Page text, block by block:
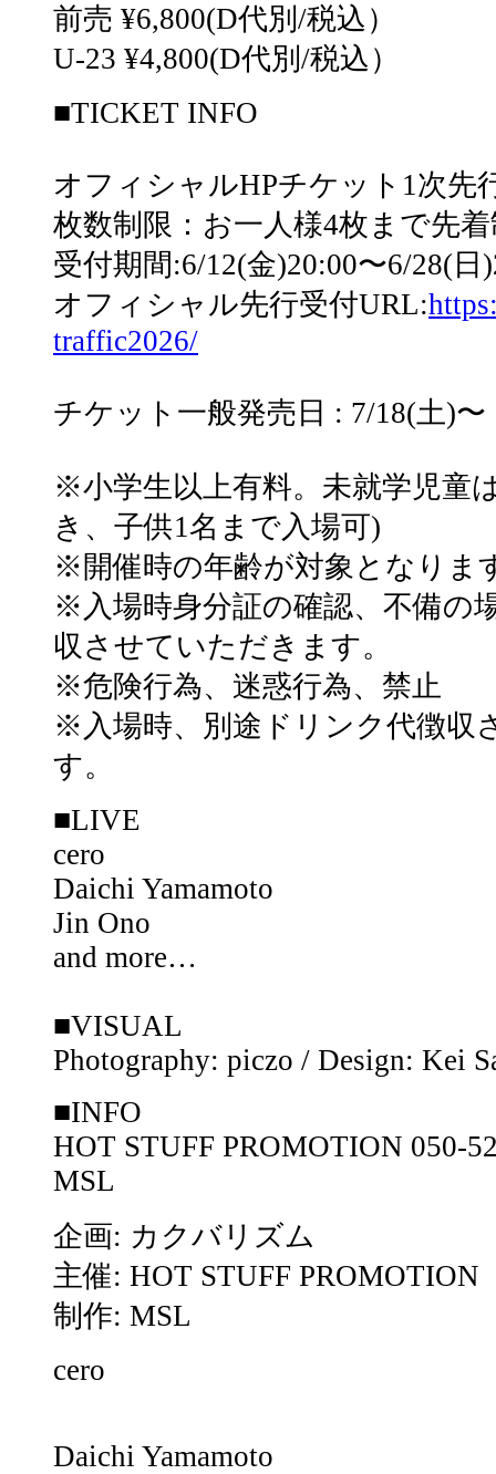
前売 ¥6,800(D代別/税込）
U-23 ¥4,800(D代別/税込）
■TICKET INFO
オフィシャルHPチケット1次先
枚数制限：お一人様4枚まで先
受付期間:6/12(金)20:00〜6/28(日
オフィシャル先行受付URL:
traffic2026/
チケット一般発売日 : 7/18(土)〜
※小学生以上有料。未就学児童
き、子供1名まで入場可)
※ 開催時の年齢が対象となりま
※ 入場時身分証の確認、不備の
収させていただきます。
※危険行為、迷惑行為、禁止
※入場時、別途ドリンク代徴収
す。
■LIVE
cero
Daichi Yamamoto
Jin Ono
and more…
■VISUAL
Photography: piczo / Design: Kei
■INFO
HOT STUFF PROMOTION 050-
MSL
企画: カクバリズム
主催: HOT STUFF PROMOTION
制作: MSL
cero
Daichi Yamamoto